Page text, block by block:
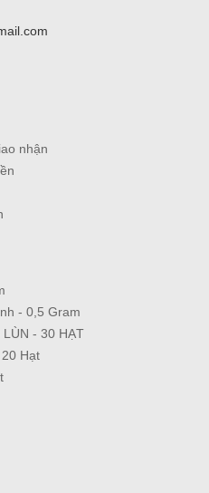
nhận
- 0,5 Gram
LÙN - 30 HẠT
Hạt